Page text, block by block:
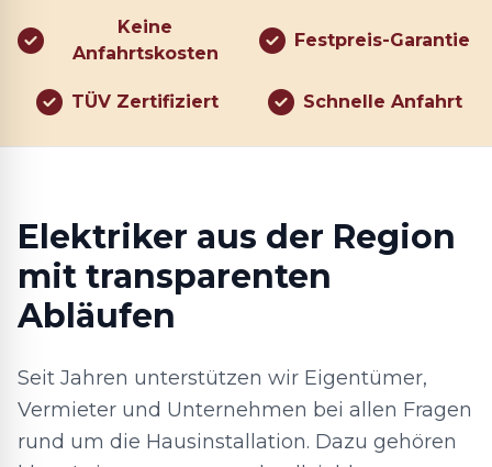
Keine
Anfahrtskosten
Festpreis-Garantie
TÜV Zertifiziert Schnelle Anfahrt
Elektriker aus der Region
mit transparenten
Abläufen
Seit Jahren unterstützen wir Eigentümer,
Vermieter und Unternehmen bei allen Fragen
rund um die Hausinstallation. Dazu gehören